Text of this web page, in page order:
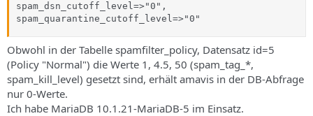
spam_dsn_cutoff_level=>"0",
spam_quarantine_cutoff_level=>"0"
Obwohl in der Tabelle spamfilter_policy, Datensatz id=5
(Policy "Normal") die Werte 1, 4.5, 50 (spam_tag_*,
spam_kill_level) gesetzt sind, erhält amavis in der DB-Abfrage
nur 0-Werte.
Ich habe MariaDB 10.1.21-MariaDB-5 im Einsatz.